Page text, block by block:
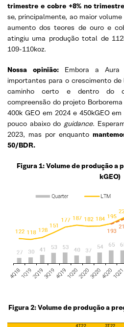
trimestre e cobre +8% no
se, principalmente, ao maior
aumento dos teores de ouro e
atingiu uma produção total de
109-110koz.
Nossa opinião: Embora a Aura
importantes para o crescimento
caminho certo e dentro do
compreensão do projeto
400k GEO em 2024 e 450kGEO
pouco abaixo do guidance.
2023, mas por enquanto
50/BDR.
Figura 1: Volume de produção a
kGEO)
Figura 2: Volume de produção a